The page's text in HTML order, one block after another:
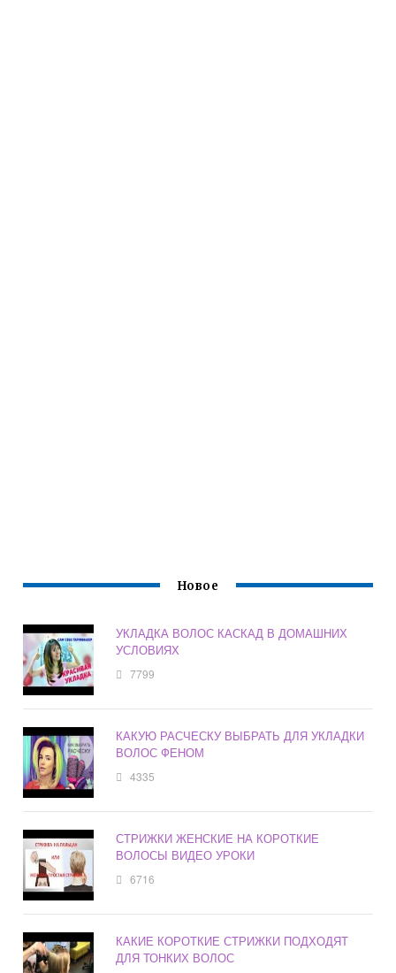
Новое
УКЛАДКА ВОЛОС КАСКАД В ДОМАШНИХ
УСЛОВИЯХ
7799
КАКУЮ РАСЧЕСКУ ВЫБРАТЬ ДЛЯ УКЛАДКИ
ВОЛОС ФЕНОМ
4335
СТРИЖКИ ЖЕНСКИЕ НА КОРОТКИЕ
ВОЛОСЫ ВИДЕО УРОКИ
6716
КАКИЕ КОРОТКИЕ СТРИЖКИ ПОДХОДЯТ
ДЛЯ ТОНКИХ ВОЛОС